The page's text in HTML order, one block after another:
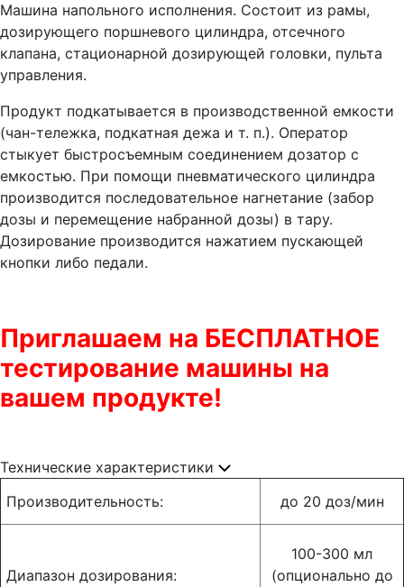
Машина напольного исполнения. Состоит из рамы,
дозирующего поршневого цилиндра, отсечного
клапана, стационарной дозирующей головки, пульта
управления.
Продукт подкатывается в производственной емкости
(чан-тележка, подкатная дежа и т. п.). Оператор
стыкует быстросъемным соединением дозатор с
емкостью. При помощи пневматического цилиндра
производится последовательное нагнетание (забор
дозы и перемещение набранной дозы) в тару.
Дозирование производится нажатием пускающей
кнопки либо педали.
Приглашаем на БЕСПЛАТНОЕ
тестирование машины на
вашем продукте!
Технические характеристики
Производительность:
до 20 доз/мин
Диапазон дозирования:
100-300 мл
(опционально до